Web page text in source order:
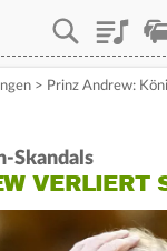
Playlist
> Prinz Andrew:
Skandals
VERLIERT